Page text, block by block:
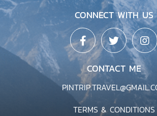
CONNECT WITH US
CONTACT ME
TERMS & CONDITIONS